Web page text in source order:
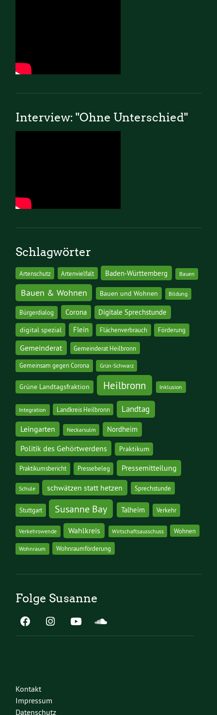
Interview: "Ohne Unterschied"
Schlagwörter
Artenschutz Artenvielfalt Baden-Württemberg Bauen
Bauen & Wohnen Bauen und Wohnen Bildung
Bürgerdialog Corona Digitale Sprechstunde
digital spezial Flein Flächenverbrauch Förderung
Gemeinderat Gemeinderat Heilbronn
Gemeinsam gegen Corona Grün-Schwarz
Grüne Landtagsfraktion Heilbronn Inklusion
Integration Landkreis Heilbronn Landtag
Leingarten Neckarsulm Nordheim
Politik des Gehörtwerdens Praktikum
Praktikumsbericht Pressebeleg Pressemitteilung
Schule schwätzen statt hetzen Sprechstunde
Stuttgart Susanne Bay Talheim Verkehr
Verkehrswende Wahlkreis Wirtschaftsausschuss Wohnen
Wohnraum Wohnraumförderung
Folge Susanne
Kontakt
Impressum
Datenschutz